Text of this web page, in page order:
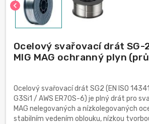
chevron_left
Ocelový svařovací drát SG-
MIG MAG ochranný plyn
Ocelový svařovací drát SG2 (EN ISO
G3Si1 / AWS ER70S-6) je plný drát pro
MAG nelegovaných a nízkolegovaných
stabilním vedením oblouku, nízkou